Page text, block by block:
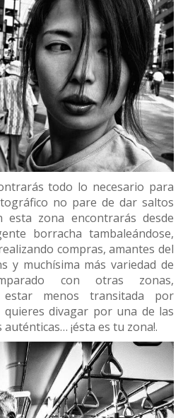
todo lo necesario para
no pare de dar saltos
esta zona encontrarás desde
borracha tambaleándose,
compras, amantes del
y muchísima más variedad de
con otras zonas,
menos transitada por
divagar por una de las
¡ésta es tu zona!.